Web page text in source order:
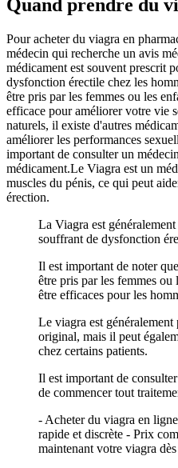
Quand prendre du
Pour acheter du viagra en
médecin qui recherche un avis
médicament est souvent prescrit
dysfonction érectile chez les
être pris par les femmes ou les
efficace pour améliorer votre vie
naturels, il existe d'autres
améliorer les performances
important de consulter un
médicament.Le Viagra est un
muscles du pénis, ce qui peut
érection.
La Viagra est
souffrant de dysfonction
Il est important de noter
être pris par les femmes ou
être efficaces pour les
Le viagra est
original, mais il peut
chez certains patients.
Il est important de
de commencer tout
- Acheter du viagra en
rapide et discrète - Prix
maintenant votre viagra